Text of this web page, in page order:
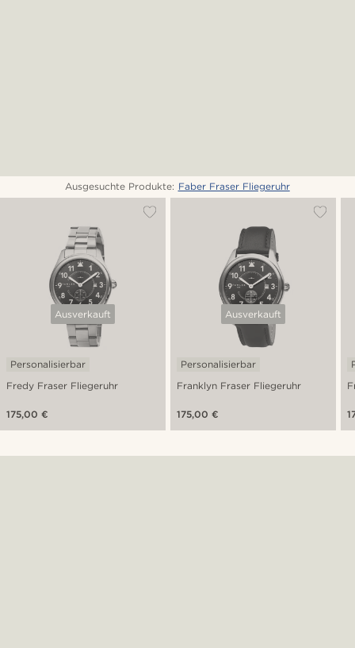
Ausgesuchte Produkte: Faber Fraser Fliegeruhr
Ausverkauft
Fredy Fraser Fliegeruhr
Personalisierbar
175,00 €
Ausverkauft
Franklyn Fraser Fliegeruhr
Personalisierbar
175,00 €